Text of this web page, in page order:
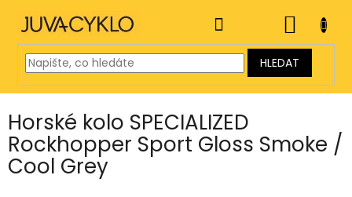
obsah
HLEDAT
KOŠÍK
Horské kolo SPECIALIZED
Rockhopper Sport Gloss Smoke /
Cool Grey